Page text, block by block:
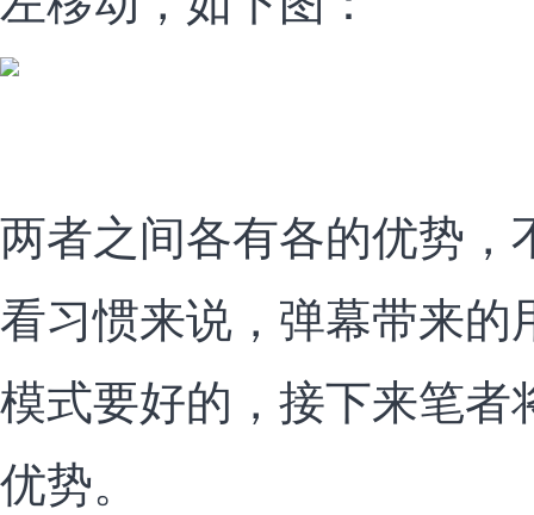
两者之间各有各的优势，
看习惯来说，弹幕带来
模式要好的，接下来笔者
优势。